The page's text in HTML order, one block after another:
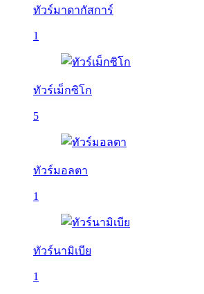
ทัวร์มาดากัสการ์
1
ทัวร์เม็กซิโก
5
ทัวร์มอลตา
1
ทัวร์นามิเบีย
1